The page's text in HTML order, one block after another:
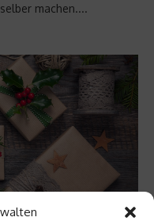
machen....